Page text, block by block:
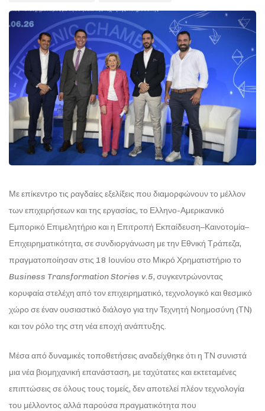
Με επίκεντρο τις ραγδαίες εξελίξεις που διαμορφώνουν το μέλλον
των επιχειρήσεων και της εργασίας, το Ελληνο-Αμερικανικό
Εμπορικό Επιμελητήριο και η Επιτροπή Εκπαίδευση–Καινοτομία–
Επιχειρηματικότητα, σε συνδιοργάνωση με την Εθνική Τράπεζα,
πραγματοποίησαν στις 18 Ιουνίου στο Μικρό Χρηματιστήριο το
Business Transformation Stories v.5, συγκεντρώνοντας
κορυφαία στελέχη από τον επιχειρηματικό, τεχνολογικό και θεσμικό
χώρο σε έναν ουσιαστικό διάλογο για την Τεχνητή Νοημοσύνη (ΤΝ)
και τον ρόλο της στη νέα εποχή ανάπτυξης.
Μέσα από δυναμικές τοποθετήσεις αναδείχθηκε ότι η ΤΝ συνιστά
μια νέα βιομηχανική επανάσταση, με ταχύτατες και εκτεταμένες
επιπτώσεις σε όλους τους τομείς, δεν αποτελεί πλέον τεχνολογία
του μέλλοντος αλλά παρούσα πραγματικότητα που